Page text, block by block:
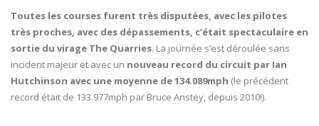
Toutes les courses furent très disputées, avec les pilotes
très proches, avec des dépassements, c’était spectaculaire en
sortie du virage The Quarries. La journée s’est déroulée sans
incident majeur et avec un nouveau record du circuit par Ian
Hutchinson avec une moyenne de 134.089mph (le précédent
record était de 133.977mph par Bruce Anstey, depuis 2010!).